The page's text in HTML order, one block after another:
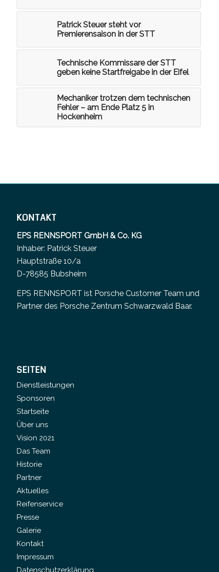
Patrick Steuer steht vor
Premierensaison in der STT
Technische Kommissare der STT
geben keine Startfreigabe in der Eifel
Mechaniker trotzen dem technischen
Fehler – am Ende Platz 5 in
Hockenheim
KONTAKT
EPS RENNSPORT GmbH & Co. KG
Inhaber: Patrick Steuer
Hauptstraße 10/a
D-78585 Bubsheim
EPS RENNSPORT ist Porsche Customer Team und
Partner des Porsche Zentrum Schwarzwald Baar.
SEITEN
Dienstleistungen
Sponsoren
Startseite
Über uns
Vision 2021
Das Team
Historie
Partner
Aktuelles
Reifenservice
Presse
Galerie
Kontakt
Impressum
Datenschutzerklärung